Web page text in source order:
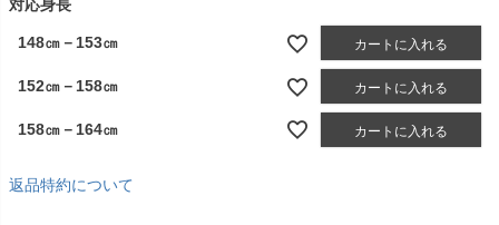
対応身長
148㎝－153㎝ カートに入れる
152㎝－158㎝ カートに入れる
158㎝－164㎝ カートに入れる
返品特約について